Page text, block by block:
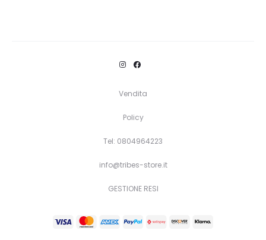
Vendita
Policy
Tel: 0804964223
info@tribes-store.it
GESTIONE RESI